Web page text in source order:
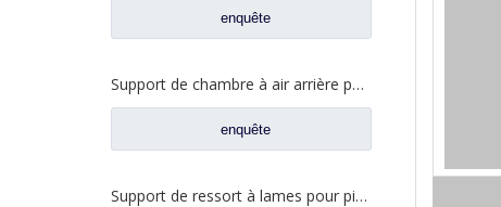
enquête
Support de chambre à air arrière pour pièces de rechange AZ9981340043 de camion de Sinotruk Howo
enquête
Support de ressort à lames pour pièces de rechange WG9925520307 de camion de Sinotruk Howo